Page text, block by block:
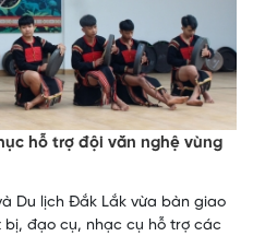
hỗ trợ đội văn nghệ vùng
Du lịch Đắk Lắk vừa bàn giao
đạo cụ, nhạc cụ hỗ trợ các